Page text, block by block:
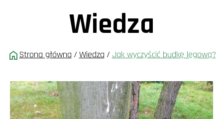
Wiedza
Strona główna / Wiedza / Jak wyczyścić budkę lęgową?